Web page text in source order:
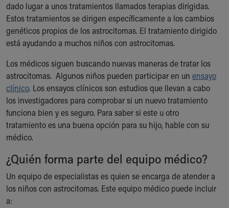
dado lugar a unos tratamientos llamados terapias dirigidas.
Estos tratamientos se dirigen específicamente a los cambios
genéticos propios de los astrocitomas. El tratamiento dirigido
está ayudando a muchos niños con astrocitomas.
Los médicos siguen buscando nuevas maneras de tratar los
astrocitomas. Algunos niños pueden participar en un ensayo
clínico. Los ensayos clínicos son estudios que llevan a cabo
los investigadores para comprobar si un nuevo tratamiento
funciona bien y es seguro. Para saber si este u otro
tratamiento es una buena opción para su hijo, hable con su
médico.
¿Quién forma parte del equipo médico?
Un equipo de especialistas es quien se encarga de atender a
los niños con astrocitomas. Este equipo médico puede incluir
a: